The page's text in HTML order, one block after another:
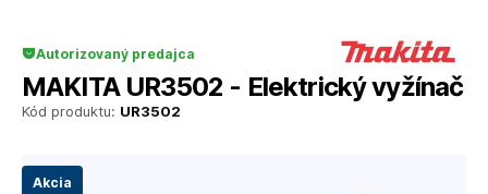
Akcia
Kód produktu: UR3502
Autorizovaný predajca
MAKITA UR3502 - Elektrický vyžínač